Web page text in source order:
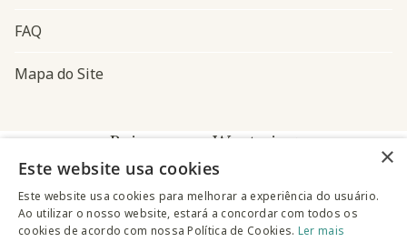
FAQ
Mapa do Site
Baixe o app Westwing
×
Este website usa cookies
Este website usa cookies para melhorar a experiência do usuário.
Ao utilizar o nosso website, estará a concordar com todos os
cookies de acordo com nossa Política de Cookies. Ler mais